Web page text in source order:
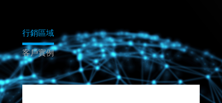
行銷區域
客戶實例